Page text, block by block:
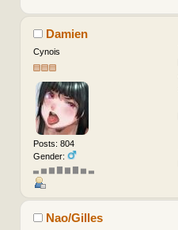
Damien
Cynois
Posts: 804
Gender:
▃ ▅ ▆ ▇ ▆ ▇ ▅ ▃
Nao/Gilles